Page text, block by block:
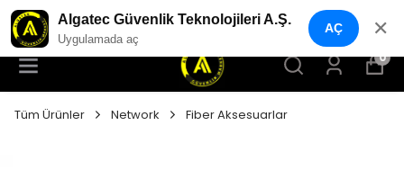
YENI NESIL GÜVENLIK GEÇIŞ SISTEMLERI
0
Tüm Ürünler Network Fiber Aksesuarlar
Algatec Güvenlik Teknolojileri A.Ş.
Uygulamada aç
AÇ ✕